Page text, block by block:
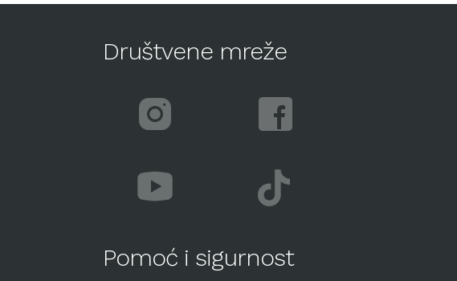
Društvene mreže
Pomoć i sigurnost